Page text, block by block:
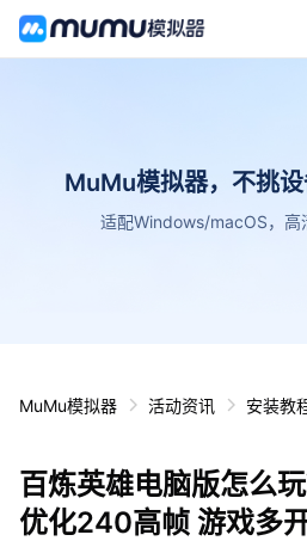
MuMu模拟器，不挑设
适配Windows/macOS，高
MuMu模拟器 活动资讯 安装教
百炼英雄电脑版怎么
优化240高帧 游戏多